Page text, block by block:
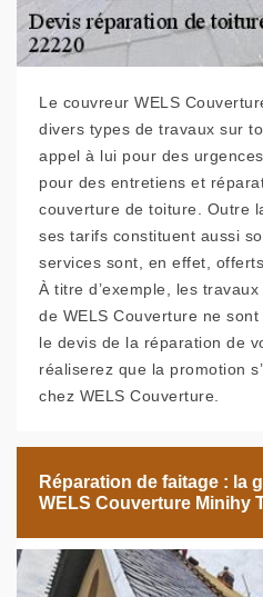
Le couvreur WELS
divers types de travaux sur
appel à lui pour des
pour des entretiens et
couverture de toiture. Outre
ses tarifs constituent aussi
services sont, en effet,
À titre d’exemple, les
de WELS Couverture ne
le devis de la réparation de
réaliserez que la promotion
chez WELS Couverture.
Réparation de faitage : la
WELS Couverture Minihy